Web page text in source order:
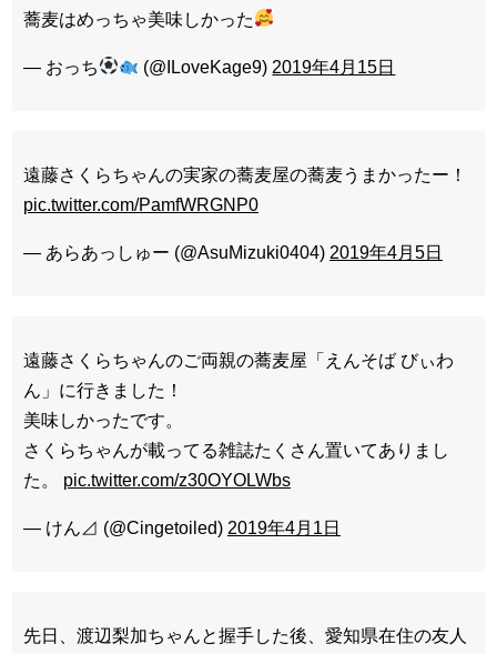
蕎麦はめっちゃ美味しかった
— おっち (@ILoveKage9) 2019年4月15日
遠藤さくらちゃんの実家の蕎麦屋の蕎麦うまかったー！
pic.twitter.com/PamfWRGNP0
— あらあっしゅー (@AsuMizuki0404) 2019年4月5日
遠藤さくらちゃんのご両親の蕎麦屋「えんそば びぃわ
ん」に行きました！
美味しかったです。
さくらちゃんが載ってる雑誌たくさん置いてありまし
た。 pic.twitter.com/z30OYOLWbs
— けん⊿ (@Cingetoiled) 2019年4月1日
先日、渡辺梨加ちゃんと握手した後、愛知県在住の友人